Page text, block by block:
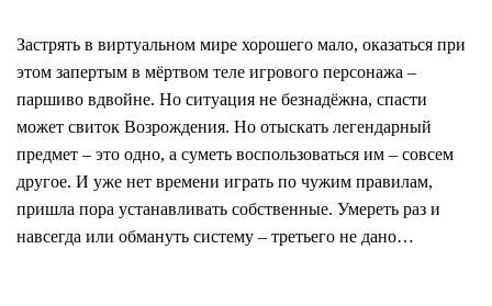
Застрять в виртуальном мире хорошего мало, оказаться при
этом запертым в мёртвом теле игрового персонажа –
паршиво вдвойне. Но ситуация не безнадёжна, спасти
может свиток Возрождения. Но отыскать легендарный
предмет – это одно, а суметь воспользоваться им – совсем
другое. И уже нет времени играть по чужим правилам,
пришла пора устанавливать собственные. Умереть раз и
навсегда или обмануть систему – третьего не дано…